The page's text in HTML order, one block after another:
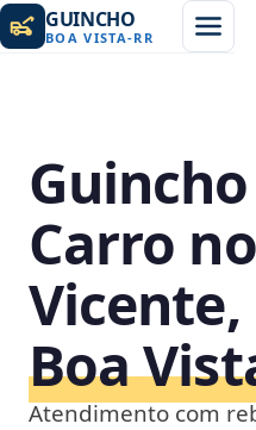
GUINCHO
BOA VISTA-RR
Carro
Vicente,
Boa
Atendimento com